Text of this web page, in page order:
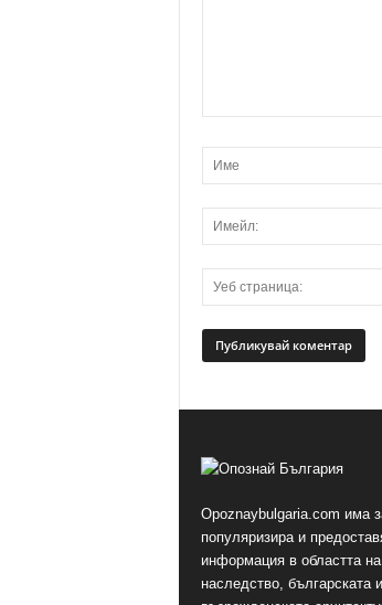
Opoznaybulgaria.com има
популяризира и
информация в областта
наследство, българската